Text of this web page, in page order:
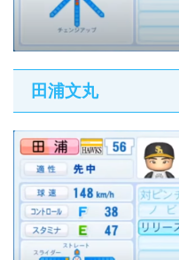
田浦文丸